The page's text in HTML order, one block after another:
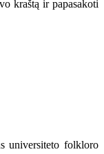
kraštą ir papasakoti
universiteto folkloro